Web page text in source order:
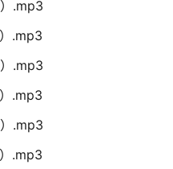
.mp3
.mp3
.mp3
.mp3
.mp3
.mp3